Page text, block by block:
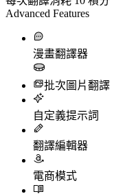
Advanced Features
漫畫翻譯器
批次圖片翻譯
自定義提示詞
翻譯編輯器
電商模式